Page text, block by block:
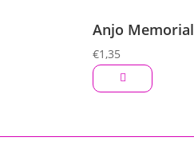
Anjo Memorial
€1,35